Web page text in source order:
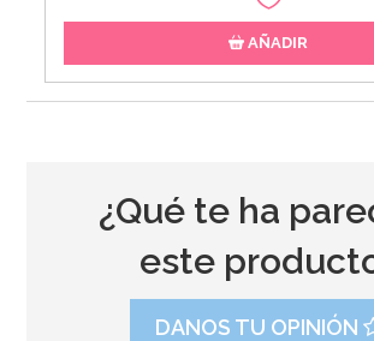
AÑADIR
¿Qué te ha
este
DANOS TU OPINIÓN